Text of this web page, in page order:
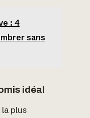
: 4
sans
idéal
plus